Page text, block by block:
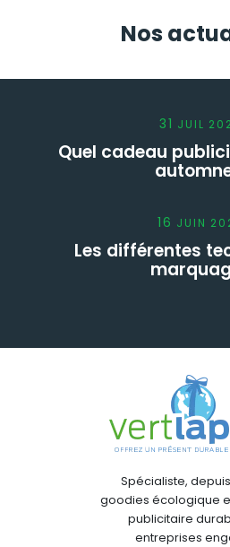
Nos
31 JUIL
Quel cadeau
16 JUIN
Les différentes
Spécialiste,
goodies écologique
publicitaire
entreprises